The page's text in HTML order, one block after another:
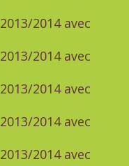
2014 avec
2014 avec
2014 avec
2014 avec
2014 avec